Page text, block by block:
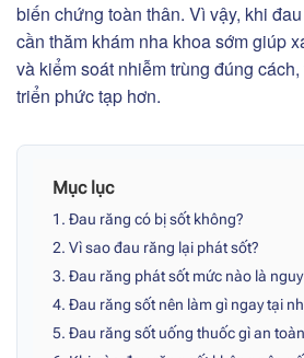
biến chứng toàn thân. Vì vậy, khi
cần thăm khám nha khoa sớm giúp
và kiểm soát nhiễm trùng đúng
triển phức tạp hơn.
Mục lục
1. Đau răng có bị sốt không?
2. Vì sao đau răng lại phát sốt?
3. Đau răng phát sốt mức nào là
4. Đau răng sốt nên làm gì ngay tại
5. Đau răng sốt uống thuốc gì an